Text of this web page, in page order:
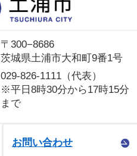
〒300−8686
茨城県土浦市大和町9番1号
029-826-1111（代表）
※平日8時30分から17時15分
まで
お問い合わせ